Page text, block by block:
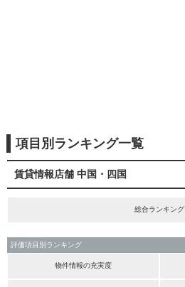
項目別ランキング一覧
賃貸情報店舗 中国・四国
総合ランキング
評価項目別ランキング
物件情報の充実度